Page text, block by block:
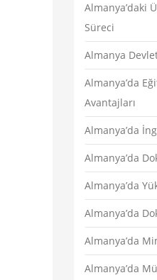
Almanya’daki
Süreci
Almanya
Almanya’da
Avantajları
Almanya’da
Almanya’da
Almanya’da
Almanya’da
Almanya’da
Almanya’da